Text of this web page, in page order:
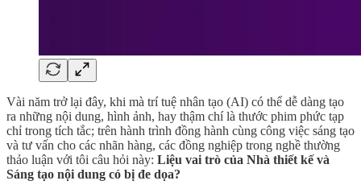
Vài năm trở lại đây, khi mà trí tuệ nhân tạo (AI) có thể dễ dàng tạo
ra những nội dung, hình ảnh, hay thậm chí là thước phim phức tạp
chỉ trong tích tắc; trên hành trình đồng hành cùng công việc sáng tạo
và tư vấn cho các nhãn hàng, các đồng nghiệp trong nghề thường
thảo luận với tôi câu hỏi này: Liệu vai trò của Nhà thiết kế và
Sáng tạo nội dung có bị đe dọa?